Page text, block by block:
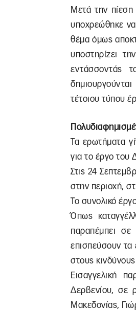
Μετά την πίεση
υποχρεώθηκε
θέμα όμως
υποστηρίζει
εντάσσοντάς
τέτοιου τύπου
Τα ερωτήματα
για το έργο του
Στις 24
στην περιοχή,
Το συνολικό
Όπως
παραπέμπει σε
επισπεύσουν τα
στους
Εισαγγελική
Δερβενίου, σε
Μακεδονίας,